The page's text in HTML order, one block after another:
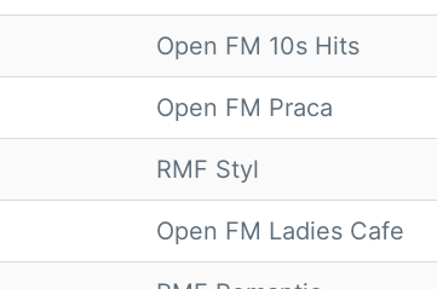
Open FM 10s Hits
Open FM Praca
RMF Styl
Open FM Ladies Cafe